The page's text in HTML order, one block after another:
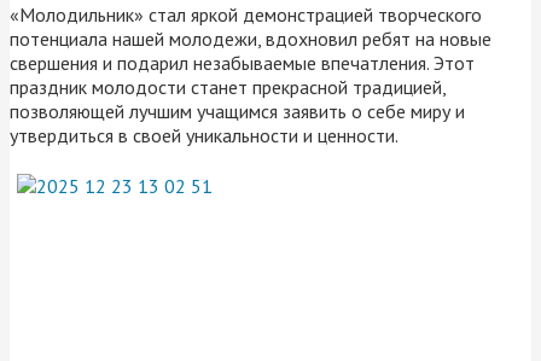
«Молодильник» стал яркой демонстрацией творческого
потенциала нашей молодежи, вдохновил ребят на новые
свершения и подарил незабываемые впечатления. Этот
праздник молодости станет прекрасной традицией,
позволяющей лучшим учащимся заявить о себе миру и
утвердиться в своей уникальности и ценности.